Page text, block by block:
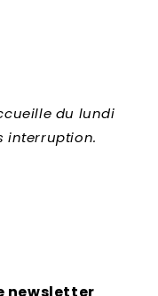
du lundi
interruption.